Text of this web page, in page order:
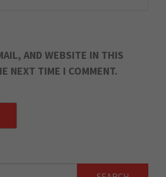
AND WEBSITE IN THIS
NEXT TIME I COMMENT.